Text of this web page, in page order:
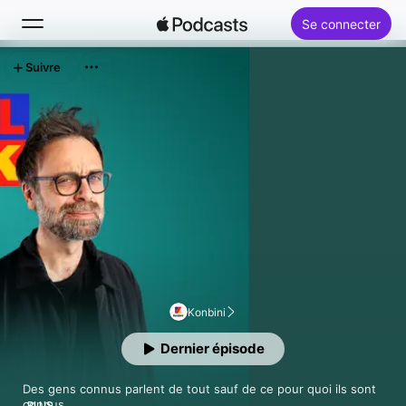
Se connecter
Accueil
Nouveautés
Classements
Konbini
Des gens connus parlent de tout sauf de ce pour quoi ils sont
Dernier épisode
Suivre